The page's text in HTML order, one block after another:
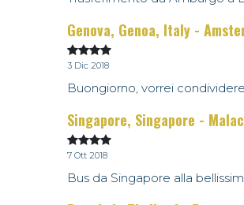
Genova, Genoa, Italy -
3 Dic 2018
Buongiorno, vorrei condividere
Singapore, Singapore -
7 Ott 2018
Bus da Singapore alla